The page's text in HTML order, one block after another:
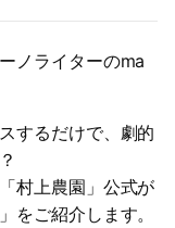
ノライターのma
するだけで、劇的
村上農園」公式が
をご紹介します。